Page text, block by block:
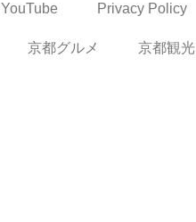
YouTube Privacy Policy
京都グルメ 京都観光